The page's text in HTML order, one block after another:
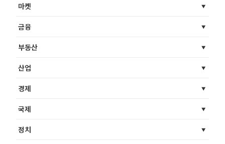
마켓
금융
부동산
산업
경제
국제
정치